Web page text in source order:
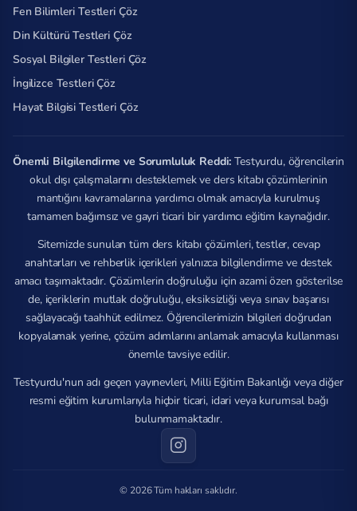
Fen Bilimleri Testleri Çöz
Din Kültürü Testleri Çöz
Sosyal Bilgiler Testleri Çöz
İngilizce Testleri Çöz
Hayat Bilgisi Testleri Çöz
Önemli Bilgilendirme ve Sorumluluk Reddi: Testyurdu, öğrencilerin
okul dışı çalışmalarını desteklemek ve ders kitabı çözümlerinin
mantığını kavramalarına yardımcı olmak amacıyla kurulmuş
tamamen bağımsız ve gayri ticari bir yardımcı eğitim kaynağıdır.
Sitemizde sunulan tüm ders kitabı çözümleri, testler, cevap
anahtarları ve rehberlik içerikleri yalnızca bilgilendirme ve destek
amacı taşımaktadır. Çözümlerin doğruluğu için azami özen gösterilse
de, içeriklerin mutlak doğruluğu, eksiksizliği veya sınav başarısı
sağlayacağı taahhüt edilmez. Öğrencilerimizin bilgileri doğrudan
kopyalamak yerine, çözüm adımlarını anlamak amacıyla kullanması
önemle tavsiye edilir.
Testyurdu'nun adı geçen yayınevleri, Milli Eğitim Bakanlığı veya diğer
resmi eğitim kurumlarıyla hiçbir ticari, idari veya kurumsal bağı
bulunmamaktadır.
© 2026 Tüm hakları saklıdır.